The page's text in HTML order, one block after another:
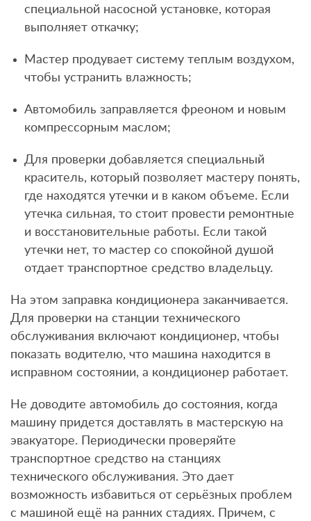
специальной насосной установке, которая
выполняет откачку;
Мастер продувает систему теплым воздухом,
чтобы устранить влажность;
Автомобиль заправляется фреоном и новым
компрессорным маслом;
Для проверки добавляется специальный
краситель, который позволяет мастеру понять,
где находятся утечки и в каком объеме. Если
утечка сильная, то стоит провести ремонтные
и восстановительные работы. Если такой
утечки нет, то мастер со спокойной душой
отдает транспортное средство владельцу.
На этом заправка кондиционера заканчивается.
Для проверки на станции технического
обслуживания включают кондиционер, чтобы
показать водителю, что машина находится в
исправном состоянии, а кондиционер работает.
Не доводите автомобиль до состояния, когда
машину придется доставлять в мастерскую на
эвакуаторе. Периодически проверяйте
транспортное средство на станциях
технического обслуживания. Это дает
возможность избавиться от серьёзных проблем
с машиной ещё на ранних стадиях. Причем, с